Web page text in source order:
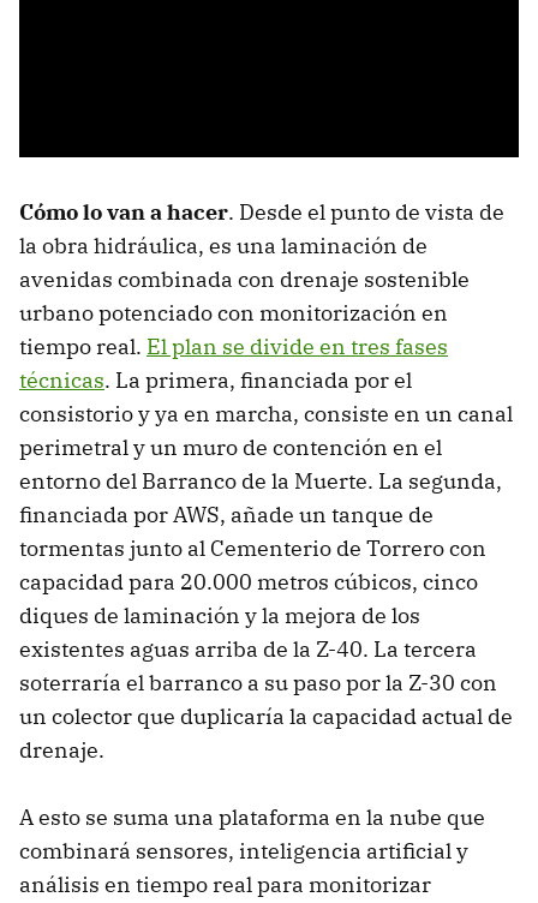
Cómo lo van a hacer. Desde el punto de vista de
la obra hidráulica, es una laminación de
avenidas combinada con drenaje sostenible
urbano potenciado con monitorización en
tiempo real. El plan se divide en tres fases
técnicas. La primera, financiada por el
consistorio y ya en marcha, consiste en un canal
perimetral y un muro de contención en el
entorno del Barranco de la Muerte. La segunda,
financiada por AWS, añade un tanque de
tormentas junto al Cementerio de Torrero con
capacidad para 20.000 metros cúbicos, cinco
diques de laminación y la mejora de los
existentes aguas arriba de la Z-40. La tercera
soterraría el barranco a su paso por la Z-30 con
un colector que duplicaría la capacidad actual de
drenaje.
A esto se suma una plataforma en la nube que
combinará sensores, inteligencia artificial y
análisis en tiempo real para monitorizar